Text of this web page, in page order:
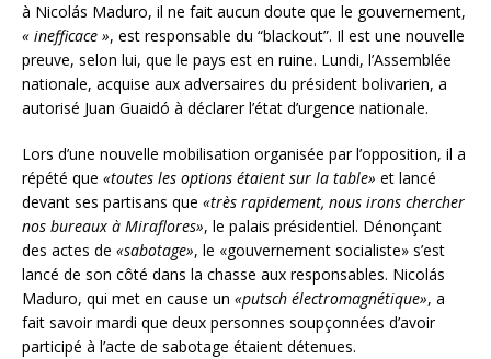
à Nicolás Maduro, il ne fait aucun doute que le gouvernement,
« inefficace », est responsable du “blackout”. Il est une nouvelle
preuve, selon lui, que le pays est en ruine. Lundi, l’Assemblée
nationale, acquise aux adversaires du président bolivarien, a
autorisé Juan Guaidó à déclarer l’état d’urgence nationale.
Lors d’une nouvelle mobilisation organisée par l’opposition, il a
répété que «toutes les options étaient sur la table» et lancé
devant ses partisans que «très rapidement, nous irons chercher
nos bureaux à Miraflores», le palais présidentiel. Dénonçant
des actes de «sabotage», le «gouvernement socialiste» s’est
lancé de son côté dans la chasse aux responsables. Nicolás
Maduro, qui met en cause un «putsch électromagnétique», a
fait savoir mardi que deux personnes soupçonnées d’avoir
participé à l’acte de sabotage étaient détenues.